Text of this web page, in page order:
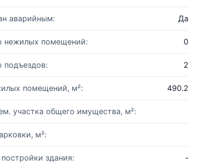
аварийным: Да
нежилых помещений: 0
подъездов: 2
помещений, м²: 490.2
участка общего имущества, м²:
м²:
здания: -